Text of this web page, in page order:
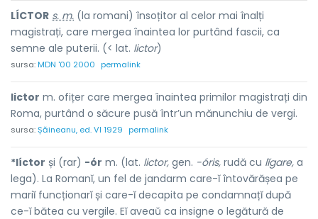
LÍCTOR s. m. (la romani) însoțitor al celor mai înalți
magistrați, care mergea înaintea lor purtând fascii, ca
semne ale puterii. (< lat. lictor)
sursa:MDN '00 2000 permalink
lictor m. ofițer care mergea înaintea primilor magistrați din
Roma, purtând o săcure pusă într’un mănunchiu de vergi.
sursa:Șăineanu, ed. VI 1929 permalink
*líctor și (rar) -ór m. (lat. lictor, gen. -óris, rudă cu lĭgare, a
lega). La Romanĭ, un fel de jandarm care-ĭ întovărășea pe
mariĭ funcționarĭ și care-ĭ decapita pe condamnațĭ după
ce-ĭ bătea cu vergile. Eĭ aveaŭ ca insigne o legătură de